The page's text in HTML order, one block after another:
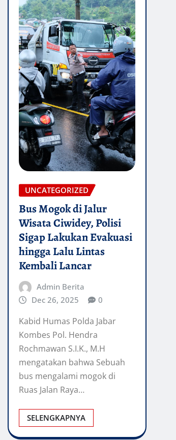
UNCATEGORIZED
Bus Mogok di Jalur
Wisata Ciwidey, Polisi
Sigap Lakukan Evakuasi
hingga Lalu Lintas
Kembali Lancar
Admin Berita
Dec 26, 2025
0
Kabid Humas Polda Jabar
Kombes Pol. Hendra
Rochmawan S.I.K., M.H
mengatakan bahwa Sebuah
bus mengalami mogok di
Ruas Jalan Raya…
SELENGKAPNYA